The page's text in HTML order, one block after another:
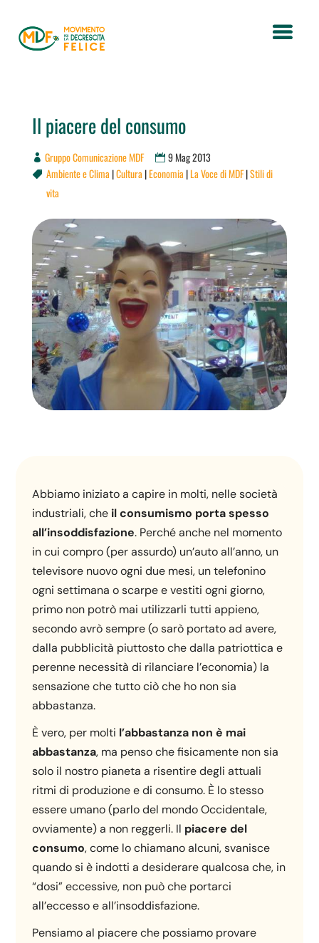
Il piacere del consumo
Gruppo Comunicazione MDF 9 Mag 2013
 Ambiente e Clima |Cultura |Economia |La Voce di MDF|Stili di
vita
Abbiamo iniziato a capire in molti, nelle società
industriali, che il consumismo porta spesso
all’insoddisfazione. Perché anche nel momento
in cui compro (per assurdo) un’auto all’anno, un
televisore nuovo ogni due mesi, un telefonino
ogni settimana o scarpe e vestiti ogni giorno,
primo non potrò mai utilizzarli tutti appieno,
secondo avrò sempre (o sarò portato ad avere,
dalla pubblicità piuttosto che dalla patriottica e
perenne necessità di rilanciare l’economia) la
sensazione che tutto ciò che ho non sia
abbastanza.
È vero, per molti l’abbastanza non è mai
abbastanza, ma penso che fisicamente non sia
solo il nostro pianeta a risentire degli attuali
ritmi di produzione e di consumo. È lo stesso
essere umano (parlo del mondo Occidentale,
ovviamente) a non reggerli. Il piacere del
consumo, come lo chiamano alcuni, svanisce
quando si è indotti a desiderare qualcosa che, in
“dosi” eccessive, non può che portarci
all’eccesso e all’insoddisfazione.
Pensiamo al piacere che possiamo provare